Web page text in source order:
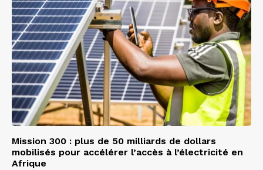
Mission 300 : plus de 50 milliards de dollars
mobilisés pour accélérer l’accès à l’électricité en
Afrique